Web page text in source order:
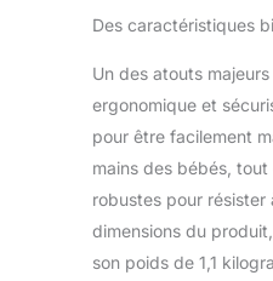
Des caractéristiques
Un des atouts
ergonomique et
pour être facilement
mains des bébés,
robustes pour résister
dimensions du
son poids de 1,1